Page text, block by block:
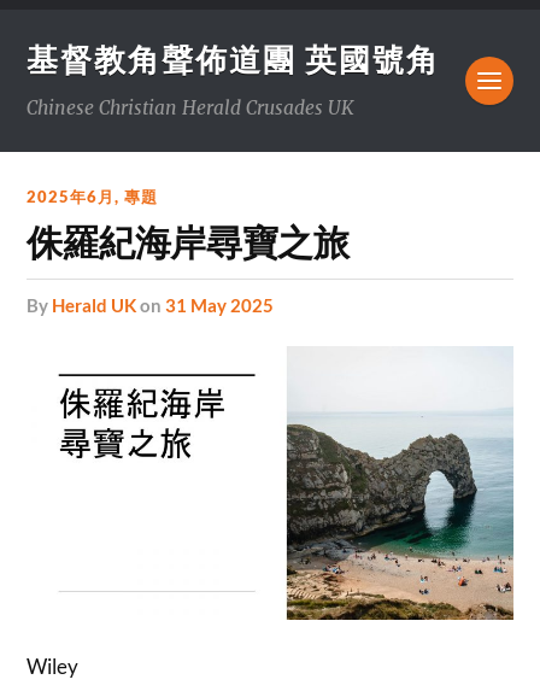
基督教角聲佈道團 英國號角
Chinese Christian Herald Crusades UK
2025年6月,專題
侏羅紀海岸尋寶之旅
by Herald UKon31 May 2025
Wiley